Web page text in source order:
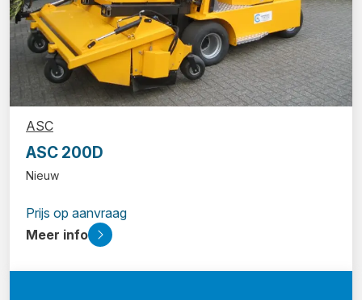
ASC
ASC 200D
Nieuw
Prijs op aanvraag
Meer info